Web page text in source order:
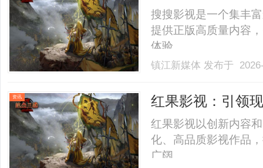
搜搜影视是一个集丰
提供正版高质量内容
体验。......
镇江新媒体 发布于
资讯 红果影视：引领
红果影视以创新内容
化、高品质影视作品
广阔。......